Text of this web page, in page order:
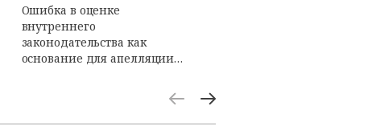
Ошибка в оценке
внутреннего
законодательства как
основание для апелляции: